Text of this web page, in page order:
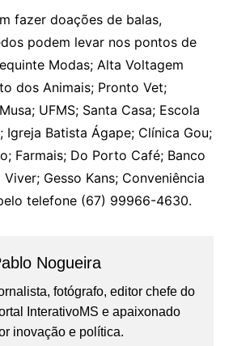
fazer doações de balas,
podem levar nos pontos de
Modas; Alta Voltagem
dos Animais; Pronto Vet;
UFMS; Santa Casa; Escola
Igreja Batista Ágape; Clínica Gou;
Farmais; Do Porto Café; Banco
Gesso Kans; Conveniência
telefone (67) 99966-4630.
Nogueira
fotógrafo, editor chefe do
InterativoMS e apaixonado
inovação e política.